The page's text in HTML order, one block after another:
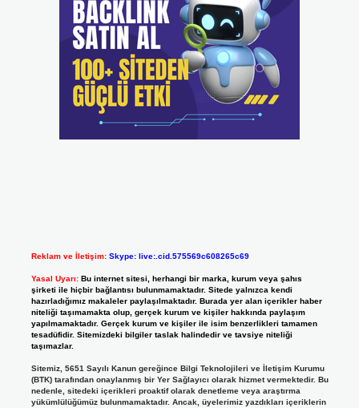
Reklam ve İletişim: Skype: live:.cid.575569c608265c69
Yasal Uyarı: Bu internet sitesi, herhangi bir marka, kurum veya şahıs
şirketi ile hiçbir bağlantısı bulunmamaktadır. Sitede yalnızca kendi
hazırladığımız makaleler paylaşılmaktadır. Burada yer alan içerikler haber
niteliği taşımamakta olup, gerçek kurum ve kişiler hakkında paylaşım
yapılmamaktadır. Gerçek kurum ve kişiler ile isim benzerlikleri tamamen
tesadüfidir. Sitemizdeki bilgiler taslak halindedir ve tavsiye niteliği
taşımazlar.
Sitemiz, 5651 Sayılı Kanun gereğince Bilgi Teknolojileri ve İletişim Kurumu
(BTK) tarafından onaylanmış bir Yer Sağlayıcı olarak hizmet vermektedir. Bu
nedenle, sitedeki içerikleri proaktif olarak denetleme veya araştırma
yükümlülüğümüz bulunmamaktadır. Ancak, üyelerimiz yazdıkları içeriklerin